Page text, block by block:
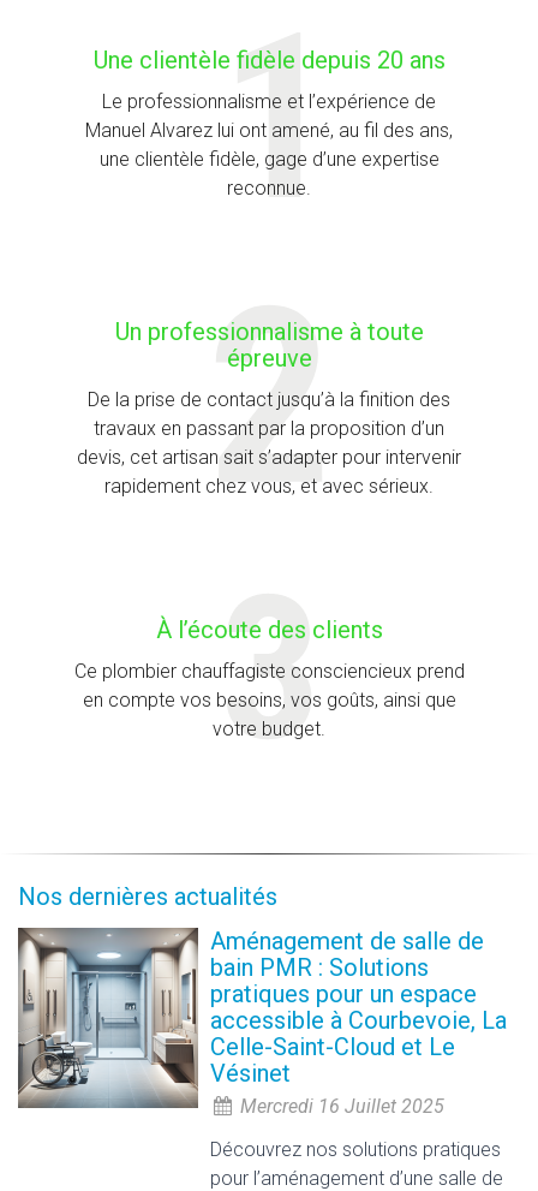
Une clientèle fidèle depuis 20 ans
Le professionnalisme et l’expérience de
Manuel Alvarez lui ont amené, au fil des ans,
une clientèle fidèle, gage d’une expertise
reconnue.
Un professionnalisme à toute
épreuve
De la prise de contact jusqu’à la finition des
travaux en passant par la proposition d’un
devis, cet artisan sait s’adapter pour intervenir
rapidement chez vous, et avec sérieux.
À l’écoute des clients
Ce plombier chauffagiste consciencieux prend
en compte vos besoins, vos goûts, ainsi que
votre budget.
Nos dernières actualités
Aménagement de salle de
bain PMR : Solutions
pratiques pour un espace
accessible à Courbevoie, La
Celle-Saint-Cloud et Le
Vésinet
Mercredi 16 Juillet 2025
Découvrez nos solutions pratiques
pour l’aménagement d’une salle de